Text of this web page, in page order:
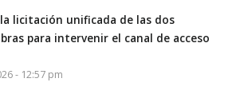
licitación unificada de las dos
para intervenir el canal de acceso
- 12:57 pm